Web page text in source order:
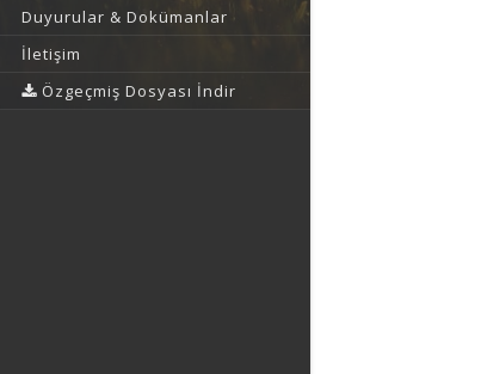
Duyurular & Dokümanlar
İletişim
Özgeçmiş Dosyası İndir